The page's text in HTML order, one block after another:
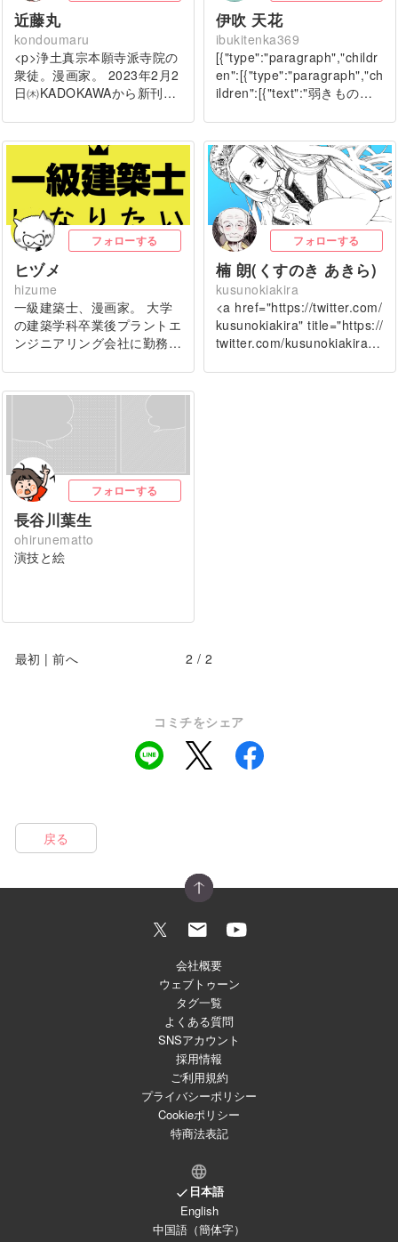
近藤丸
kondoumaru
<p>浄土真宗本願寺派寺院の
衆徒。漫画家。 2023年2月2
日㈭KADOKAWAから新刊…
伊吹 天花
ibukitenka369
[{"type":"paragraph","childr
en":[{"type":"paragraph","ch
ildren":[{"text":"弱きもの…
フォローする
ヒヅメ
hizume
一級建築士、漫画家。 大学
の建築学科卒業後プラントエ
ンジニアリング会社に勤務…
フォローする
楠 朗(くすのき あきら)
kusunokiakira
<a href="https://twitter.com/
kusunokiakira" title="https://
twitter.com/kusunokiakira…
フォローする
長谷川葉生
ohirunematto
演技と絵
最初 |前へ 2 / 2
コミチをシェア
戻る
会社概要
ウェブトゥーン
タグ一覧
よくある質問
SNSアカウント
採用情報
ご利用規約
プライバシーポリシー
Cookieポリシー
特商法表記
日本語
English
中国語（簡体字）